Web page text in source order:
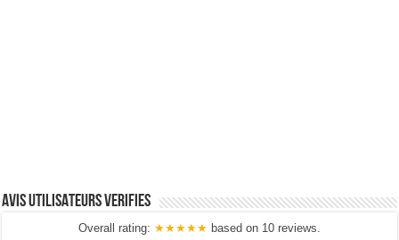
AVIS UTILISATEURS VERIFIES
Overall rating: ★★★★★ based on 10 reviews.